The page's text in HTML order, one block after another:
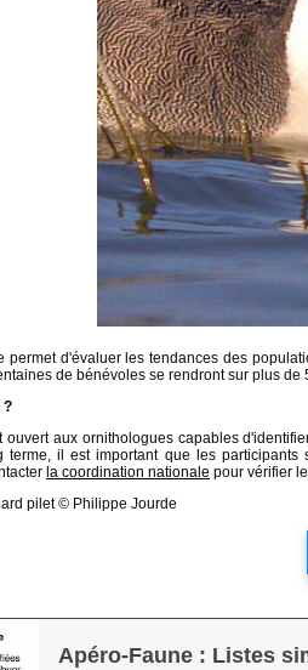
permet d'évaluer les tendances des
de bénévoles se rendront sur plus
?
ouvert aux ornithologues capables
il est important que les
la coordination nationale pour vérifier
pilet © Philippe Jourde
Apéro-Faune : Listes